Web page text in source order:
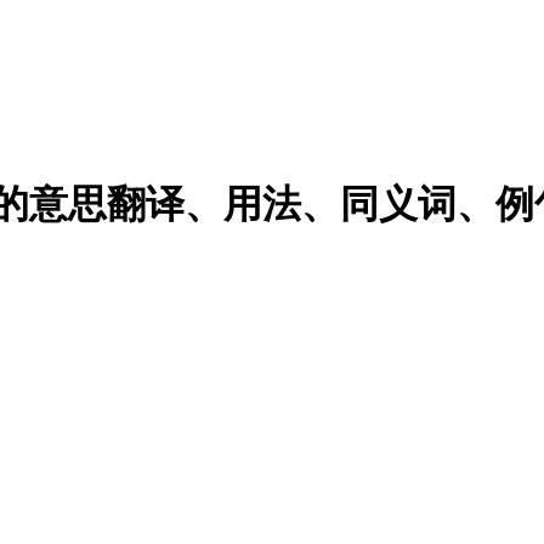
意思翻译、用法、同义词、例